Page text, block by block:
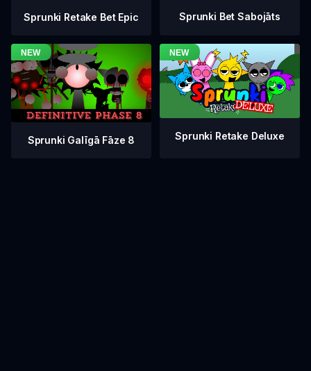
Sprunki Retake Bet Epic Sprunki Bet Sabojāts
Sprunki Galīgā Fāze 8 Sprunki Retake Deluxe